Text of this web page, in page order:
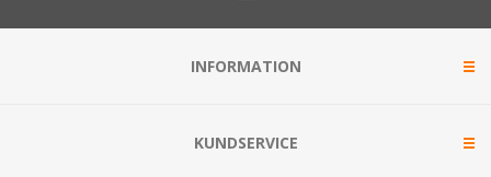
INFORMATION
KUNDSERVICE